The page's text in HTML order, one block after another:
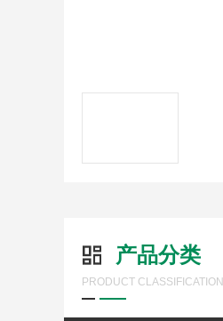
产品分类
PRODUCT CLASSIFICATION